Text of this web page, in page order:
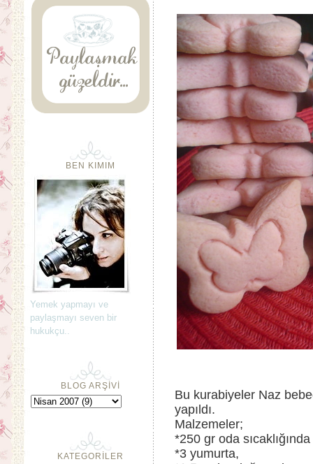
Bu kurabiyeler Naz
yapıldı.
Malzemeler;
*250 gr oda
*3 yumurta,
BEN KIMIM
Yemek yapmayı ve
paylaşmayı seven bir
hukukçu..
BLOG ARŞİVİ
KATEGORİLER